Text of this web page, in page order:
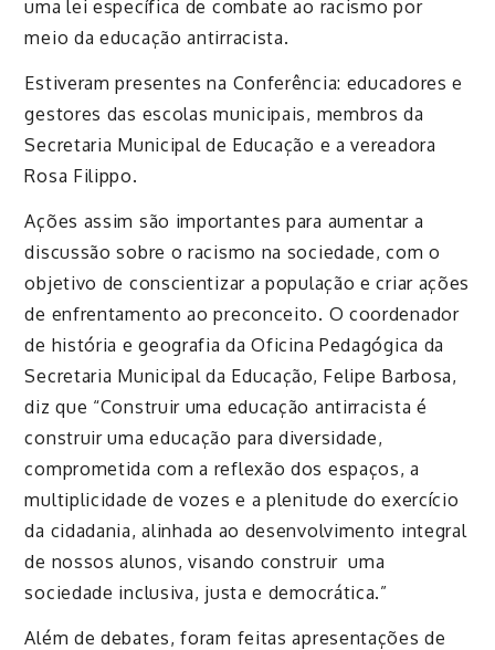
uma lei específica de combate ao racismo por
meio da educação antirracista.
Estiveram presentes na Conferência: educadores e
gestores das escolas municipais, membros da
Secretaria Municipal de Educação e a vereadora
Rosa Filippo.
Ações assim são importantes para aumentar a
discussão sobre o racismo na sociedade, com o
objetivo de conscientizar a população e criar ações
de enfrentamento ao preconceito. O coordenador
de história e geografia da Oficina Pedagógica da
Secretaria Municipal da Educação, Felipe Barbosa,
diz que “Construir uma educação antirracista é
construir uma educação para diversidade,
comprometida com a reflexão dos espaços, a
multiplicidade de vozes e a plenitude do exercício
da cidadania, alinhada ao desenvolvimento integral
de nossos alunos, visando construir uma
sociedade inclusiva, justa e democrática.”
Além de debates, foram feitas apresentações de